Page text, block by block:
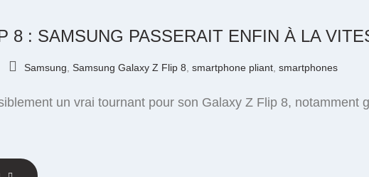
8 : SAMSUNG PASSERAIT ENFIN À LA
Samsung, Samsung Galaxy Z Flip 8, smartphone pliant, smartphones
un vrai tournant pour son Galaxy Z Flip 8, notamment